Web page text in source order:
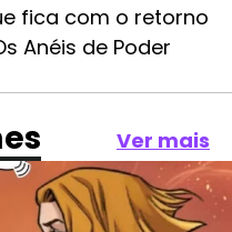
fica com o retorno
Anéis de Poder
Ver mais